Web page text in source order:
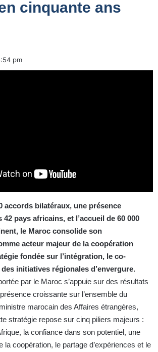
cinquante ans
pm
accords bilatéraux, une présence
pays africains, et l’accueil de 60 000
le Maroc consolide son
acteur majeur de la coopération
fondée sur l’intégration, le co-
initiatives régionales d’envergure.
par le Maroc s’appuie sur des résultats
croissante sur l’ensemble du
marocain des Affaires étrangères,
stratégie repose sur cinq piliers majeurs :
la confiance dans son potentiel, une
la coopération, le partage d’expériences et le